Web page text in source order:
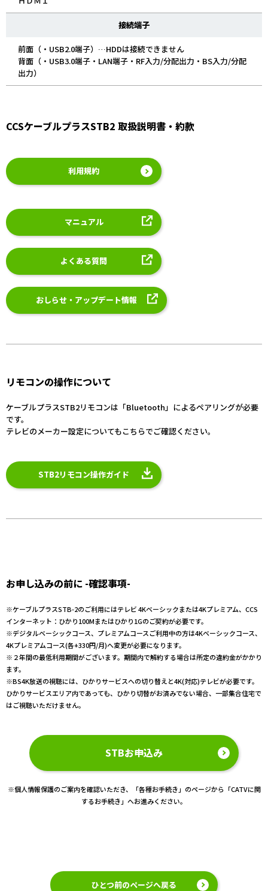
接続端子
前面（・USB2.0端子）…HDDは接続できません
背面（・USB3.0端子・LAN端子・RF入力/分配出力・BS入力/分配
出力）
CCSケーブルプラスSTB2 取扱説明書・約款
利用規約
マニュアル
よくある質問
おしらせ・アップデート情報
リモコンの操作について
ケーブルプラスSTB2リモコンは「Bluetooth」によるペアリングが必要
です。
テレビのメーカー設定についてもこちらでご確認ください。
STB2リモコン操作ガイド
お申し込みの前に -確認事項-
※ケーブルプラスSTB-2のご利用にはテレビ 4Kベーシックまたは4Kプレミアム、CCS
インターネット：ひかり100Mまたはひかり1Gのご契約が必要です。
※デジタルベーシックコース、プレミアムコースご利用中の方は4Kベーシックコース、
4Kプレミアムコース(各+330円/月)へ変更が必要になります。
※２年間の最低利用期間がございます。期間内で解約する場合は所定の違約金がかかり
ます。
※BS4K放送の視聴には、ひかりサービスへの切り替えと4K(対応)テレビが必要です。
ひかりサービスエリア内であっても、ひかり切替がお済みでない場合、一部集合住宅で
はご視聴いただけません。
STBお申込み
※個人情報保護のご案内を確認いただき、「各種お手続き」のページから「CATVに関
するお手続き」へお進みください。
ひとつ前のページへ戻る